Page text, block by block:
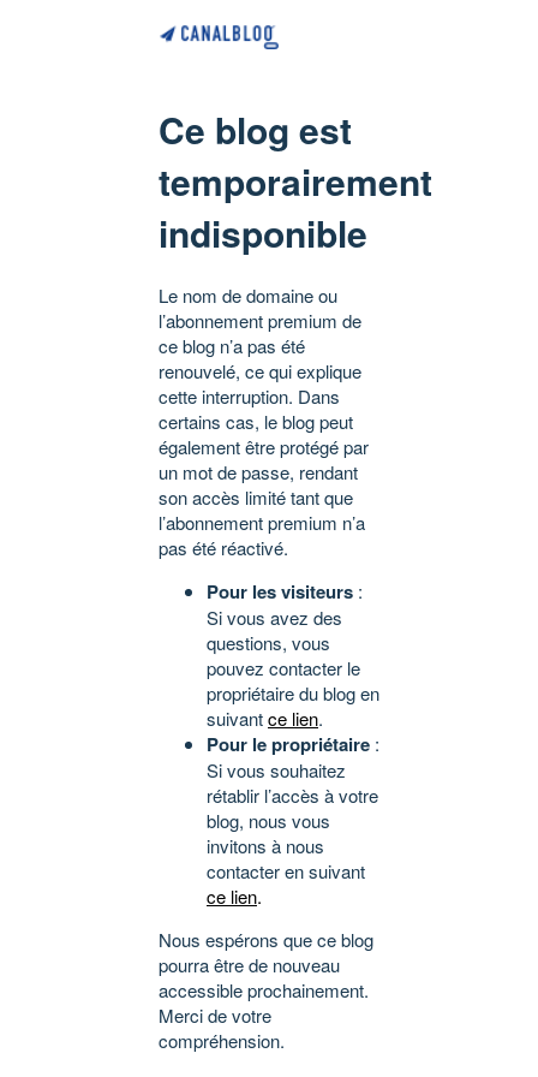
Ce blog est
temporairement
indisponible
Le nom de domaine ou
l’abonnement premium de
ce blog n’a pas été
renouvelé, ce qui explique
cette interruption. Dans
certains cas, le blog peut
également être protégé par
un mot de passe, rendant
son accès limité tant que
l’abonnement premium n’a
pas été réactivé.
Pour les visiteurs :
Si vous avez des
questions, vous
pouvez contacter le
propriétaire du blog en
suivantce lien.
Pour le propriétaire :
Si vous souhaitez
rétablir l’accès à votre
blog, nous vous
invitons à nous
contacter en suivant
ce lien.
Nous espérons que ce blog
pourra être de nouveau
accessible prochainement.
Merci de votre
compréhension.